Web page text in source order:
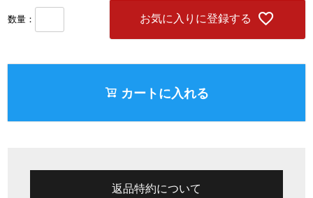
お気に入りに登録する
カートに入れる
返品特約について